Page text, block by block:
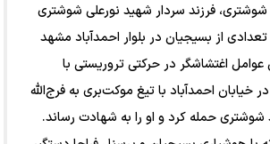
شوشتری، فرزند سردار شهید نورعلی شوشتری
از بسیجیان در بلوار احمدآباد مشهد
اغتشاشگر در حرکتی تروریستی با
خیابان احمدآباد با تیغ موکت‌بری به فرج‌الله
حمله کرد و او را به شهادت رساند.